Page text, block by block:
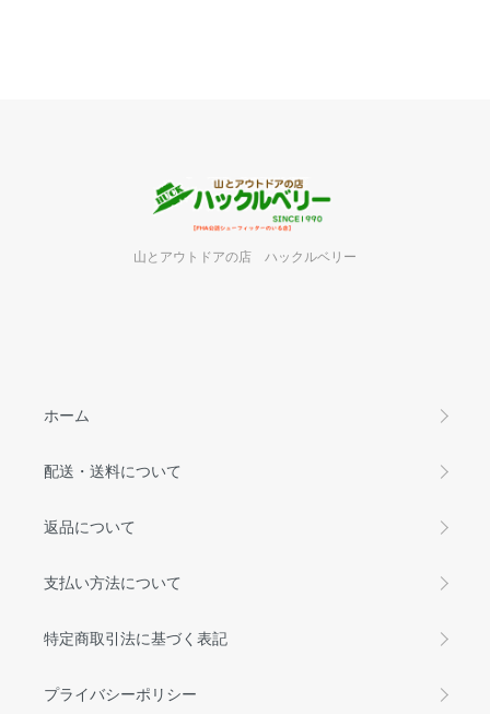
山とアウトドアの店 ハックルベリー
ホーム
配送・送料について
返品について
支払い方法について
特定商取引法に基づく表記
プライバシーポリシー